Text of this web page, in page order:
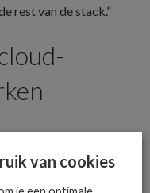
rest van de stack.”
oplossingen naar
van cookies